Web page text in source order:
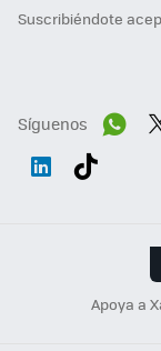
Suscribiéndote
Síguenos
Apoya a